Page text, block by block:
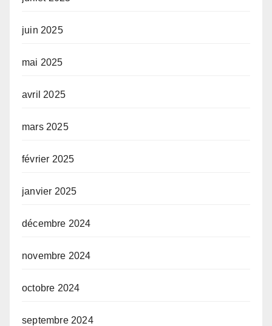
juin 2025
mai 2025
avril 2025
mars 2025
février 2025
janvier 2025
décembre 2024
novembre 2024
octobre 2024
septembre 2024